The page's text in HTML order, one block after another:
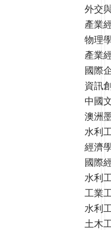
外交
產業
物理
產業
國際
資訊
中國
澳洲
水利
經濟
國際
水利
工業
水利
土木